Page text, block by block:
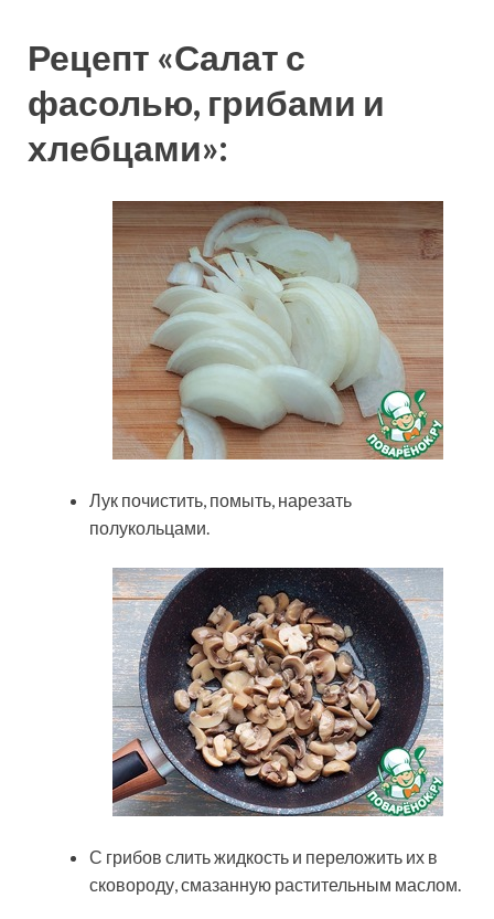
Рецепт «Салат с
фасолью, грибами и
хлебцами»:
Лук почистить, помыть, нарезать
полукольцами.
С грибов слить жидкость и переложить их в
сковороду, смазанную растительным маслом.